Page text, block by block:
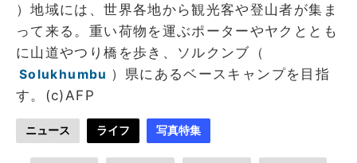
）地域には、世界各地から観光客や登山者が集ま
って来る。重い荷物を運ぶポーターやヤクととも
に山道やつり橋を歩き、ソルクンブ（
Solukhumbu ）県にあるベースキャンプを目指
す。(c)AFP
ニュース ライフ 写真特集